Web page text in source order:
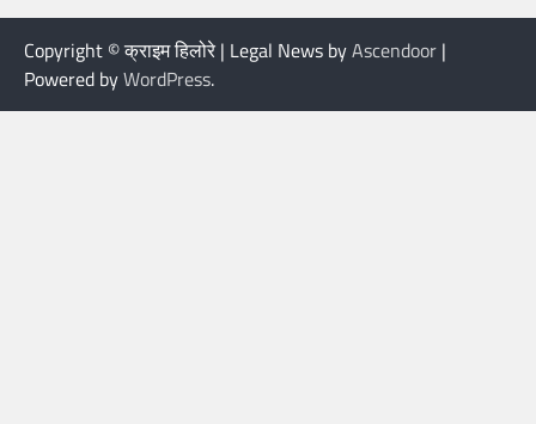
Copyright © क्राइम हिलोरे | Legal News byAscendoor |
Powered byWordPress.